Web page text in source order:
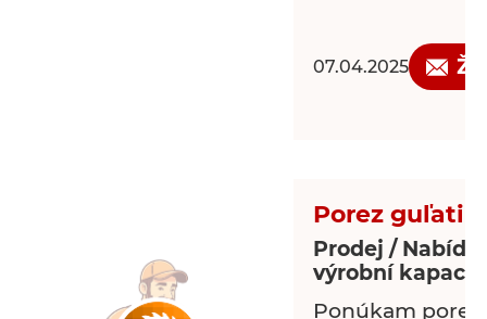
07.04.2025
Porez
Prodej /
výrobní
Ponúkam